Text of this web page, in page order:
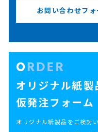
お問い合わせフォ
ORDER
オリジナル紙製
仮発注フォーム
オリジナル紙製品をご検討